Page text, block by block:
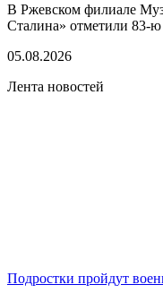
В Ржевском филиале
Сталина» отметили 83-
05.08.2026
Лента новостей
Подростки пройдут